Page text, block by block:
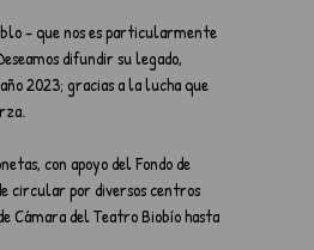
- que nos es particularmente
difundir su legado,
2023; gracias a la lucha que
con apoyo del Fondo de
circular por diversos centros
Cámara del Teatro Biobío hasta